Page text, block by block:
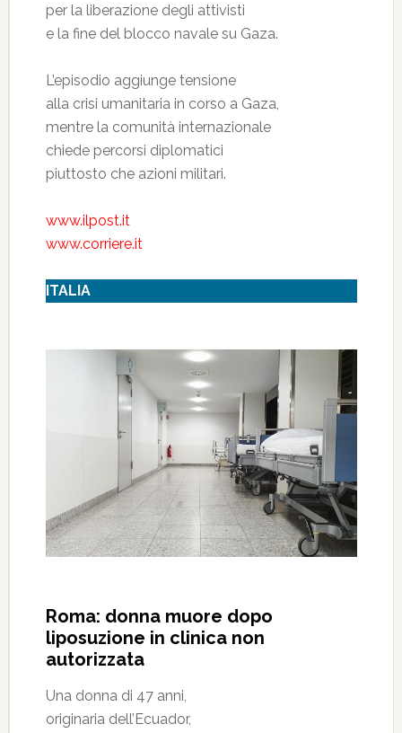
per la liberazione degli attivisti
e la fine del blocco navale su Gaza.
L’episodio aggiunge tensione
alla crisi umanitaria in corso a Gaza,
mentre la comunità internazionale
chiede percorsi diplomatici
piuttosto che azioni militari.
www.ilpost.it
www.corriere.it
ITALIA
Roma: donna muore dopo
liposuzione in clinica non
autorizzata
Una donna di 47 anni,
originaria dell’Ecuador,